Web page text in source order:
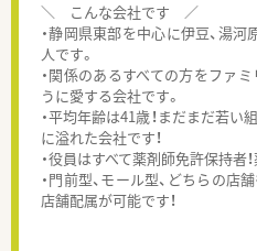
＼ こんな会社です ／
・静岡県東部を中心に伊豆、湯
人です。
・関係のあるすべての方をファ
うに愛する会社です。
・平均年齢は41歳！まだまだ若い
に溢れた会社です！
・役員はすべて薬剤師免許保持者
・門前型、モール型、どちらの店
店舗配属が可能です！